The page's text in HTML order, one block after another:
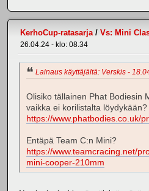
KerhoCup-ratasarja / Vs: Mini
26.04.24 - klo: 08.34
Lainaus käyttäjältä: Verskis -
Olisiko tällainen Phat Bodiesin
vaikka ei korilistalta löydykään?
https://www.phatbodies.co.uk/
Entäpä Team C:n Mini?
https://www.teamcracing.net/
mini-cooper-210mm